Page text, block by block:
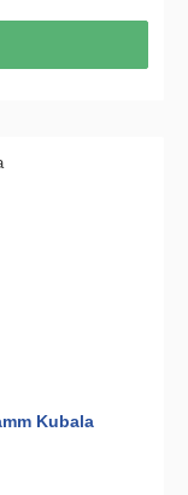
Kubala